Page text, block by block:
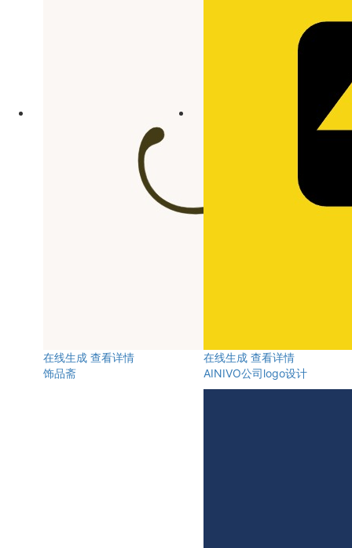
在线生成 查看详情
饰品斋
在线生成 查看详情
AINIVO公司logo设计